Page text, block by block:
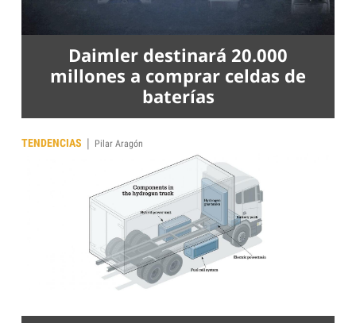
Daimler destinará 20.000
millones a comprar celdas de
baterías
TENDENCIAS | Pilar Aragón